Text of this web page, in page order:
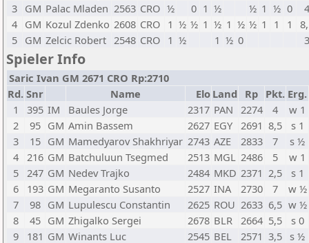
3 GM Palac Mladen 2563 CRO ½ 0 1 ½ ½ 1 ½ 0
4 GM Kozul Zdenko 2608 CRO 1 ½ ½ 1 ½ 1 ½ ½ 1 1 1
5 GM Zelcic Robert 2548 CRO 1 ½ 1 ½ 0
Spieler Info
Saric Ivan GM 2671 CRO Rp:2710
Rd. Snr Name Elo Land Rp Pkt. Erg.
1
395 IM Baules Jorge 2317 PAN 2274 4
w 1
2
95 GM Amin Bassem 2627 EGY 2691 8,5
s 1
3
15 GM Mamedyarov Shakhriyar 2743 AZE 2833 7
s ½
4 216 GM Batchuluun Tsegmed 2513 MGL 2486 5
w 1
5 247 GM Nedev Trajko 2484 MKD 2371 2,5
s 1
6
193 GM Megaranto Susanto 2527 INA 2730 7
w ½
7
98 GM Lupulescu Constantin 2625 ROU 2633 6,5 w ½
8
45 GM Zhigalko Sergei 2678 BLR 2664 5,5
s 0
9
181 GM Winants Luc 2545 BEL 2571 3,5 s ½